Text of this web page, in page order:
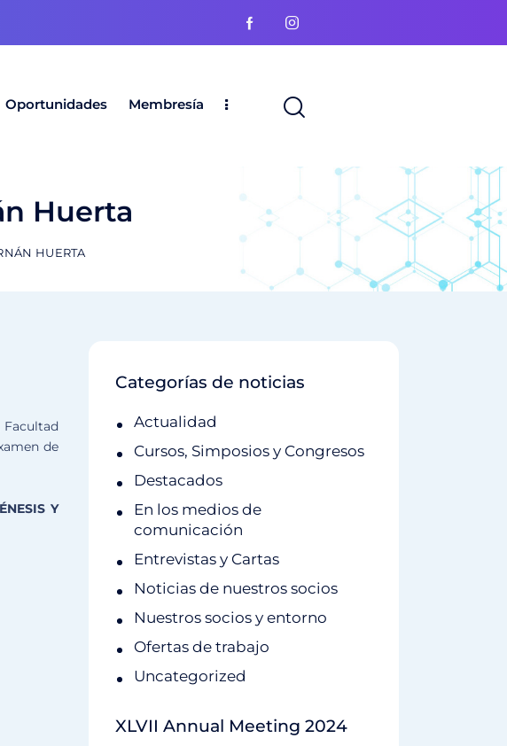
Oportunidades Membresía
Huerta
HUERTA
de
Y
Categorías de noticias
Actualidad
Cursos, Simposios y Congresos
Destacados
En los medios de
comunicación
Entrevistas y Cartas
Noticias de nuestros socios
Nuestros socios y entorno
Ofertas de trabajo
Uncategorized
XLVII Annual Meeting 2024